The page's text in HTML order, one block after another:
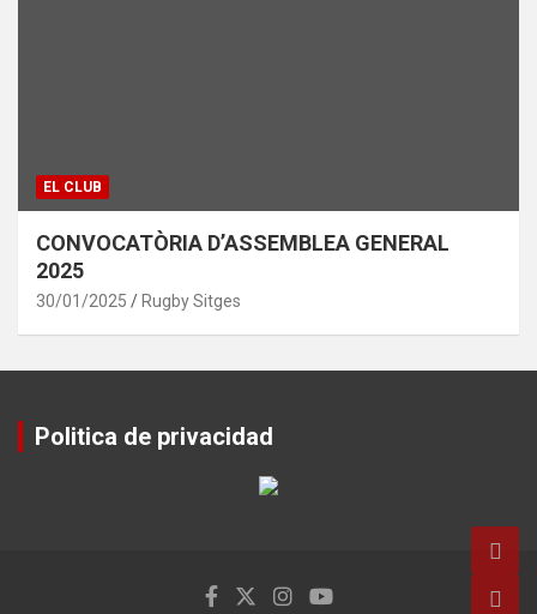
EL CLUB
CONVOCATÒRIA D’ASSEMBLEA GENERAL
2025
30/01/2025 Rugby Sitges
Politica de privacidad